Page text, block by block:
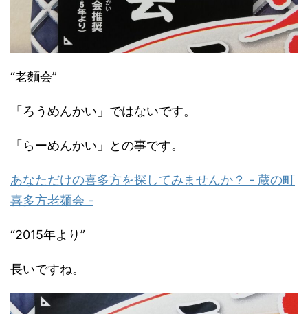
“老麵会”
「ろうめんかい」ではないです。
「らーめんかい」との事です。
あなただけの喜多方を探してみませんか？ - 蔵の町
喜多方老麺会 -
“2015年より”
長いですね。